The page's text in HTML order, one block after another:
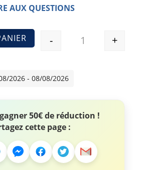
AUX QUESTIONS
Quantité
- +
2026 - 08/08/2026
50€ de réduction !
cette page :